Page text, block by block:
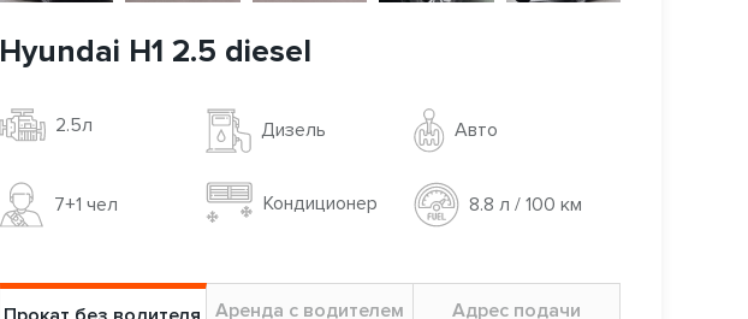
Hyundai H1 2.5 diesel
2.5л Дизель Авто
7+1 чел Кондиционер 8.8 л / 100 км
Аренда с водителем Адрес подачи